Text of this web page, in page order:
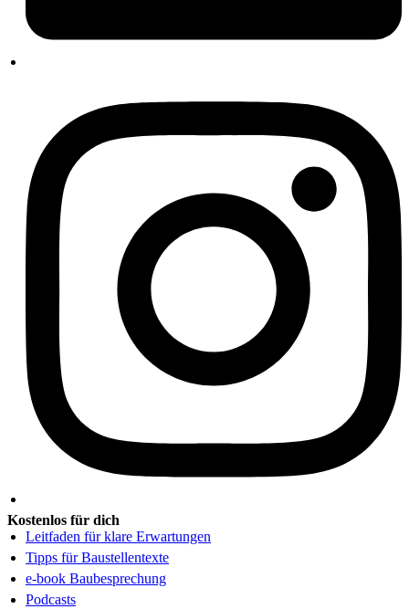
Kostenlos für dich
Leitfaden für klare Erwartungen
Tipps für Baustellentexte
e-book Baubesprechung
Podcasts